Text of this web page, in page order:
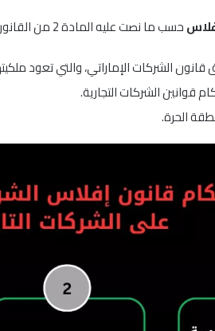
حسب ما نصت عليه المادة 2 من القانون 9 / 2016
الشركات الإماراتي، والتي تعود
قوانين الشركات التجارية.
الحرة.